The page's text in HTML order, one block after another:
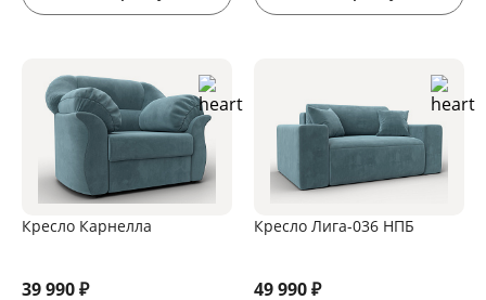
Кресло Карнелла
39 990₽
Кресло Лига-036 НПБ
49 990₽